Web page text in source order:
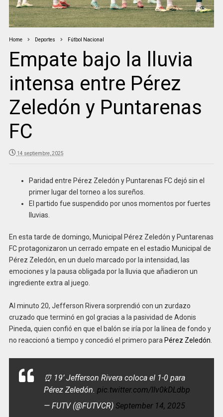
Home Deportes Fútbol Nacional
Empate bajo la lluvia
intensa entre Pérez
Zeledón y Puntarenas
FC
14 septiembre, 2025
Paridad entre Pérez Zeledón y Puntarenas FC dejó sin el
primer lugar del torneo a los sureños.
El partido fue suspendido por unos momentos por fuertes
lluvias.
En esta tarde de domingo, Municipal Pérez Zeledón y Puntarenas
FC protagonizaron un cerrado empate en el estadio Municipal de
Pérez Zeledón, en un duelo marcado por la intensidad, las
emociones y la pausa obligada por la lluvia que añadieron un
ingrediente extra al juego.
Al minuto 20, Jefferson Rivera sorprendió con un zurdazo
cruzado que terminó en gol gracias a la pasividad de Adonis
Pineda, quien confió en que el balón se iría por la línea de fondo y
no reaccionó a tiempo y concedió el primero para Pérez Zeledón.
⏰ 19’ Jefferson Rivera coloca el 1-0 para
Pérez Zeledón. pic.twitter.com/IIv0kDLdbp
— FUTV (@FUTVCR) September 14, 2025